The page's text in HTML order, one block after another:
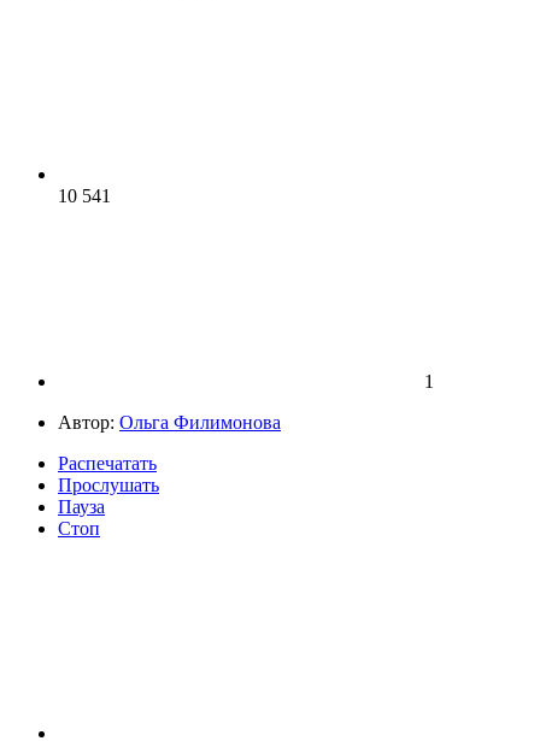
10 541
1
Автор: Ольга Филимонова
Распечатать
Прослушать
Пауза
Стоп